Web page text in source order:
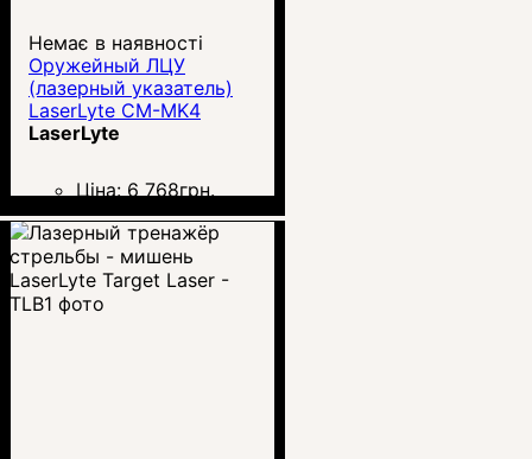
Немає в наявності
Оружейный ЛЦУ
(лазерный указатель)
LaserLyte CM-MK4
LaserLyte
Ціна: 6 768грн.